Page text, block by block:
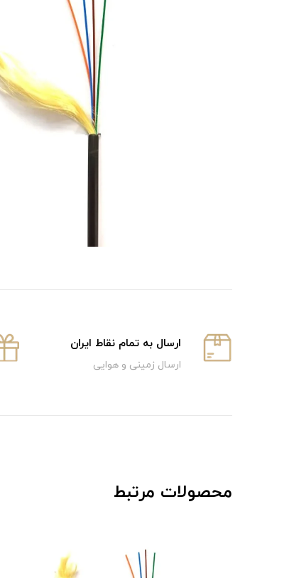
ارسال به تمام نقاط ایران
ارسال زمینی و هوایی
محصولات مرتبط